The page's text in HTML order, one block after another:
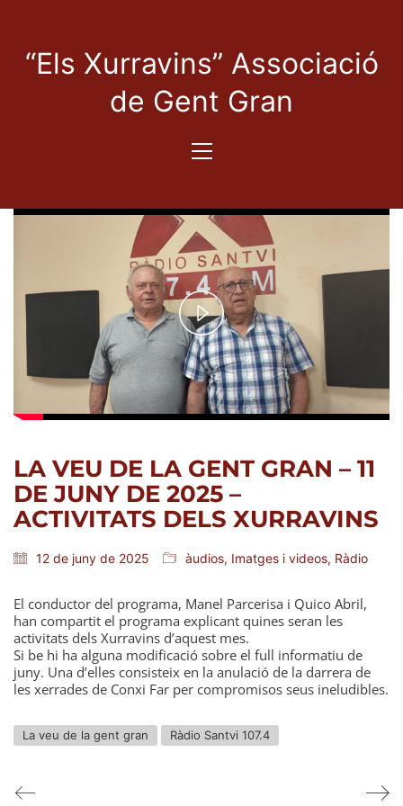
“Els Xurravins” Associació
de Gent Gran
Play
Video
LA VEU DE LA GENT GRAN – 11
DE JUNY DE 2025 –
ACTIVITATS DELS XURRAVINS
12 de juny de 2025 àudios, Imatges i videos, Ràdio
El conductor del programa, Manel Parcerisa i Quico Abril,
han compartit el programa explicant quines seran les
activitats dels Xurravins d’aquest mes.
Si be hi ha alguna modificació sobre el full informatiu de
juny. Una d’elles consisteix en la anulació de la darrera de
les xerrades de Conxi Far per compromisos seus ineludibles.
La veu de la gent gran Ràdio Santvi 107.4